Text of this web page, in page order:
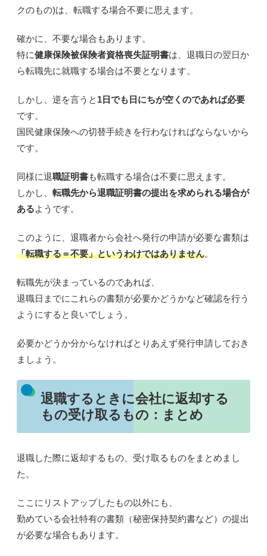
クのもの)は、転職する場合不要に思えます。
確かに、不要な場合もあります。
特に健康保険被保険者資格喪失証明書は、退職日の翌日か
ら転職先に就職する場合は不要となります。
しかし、逆を言うと 1日でも日にちが空くのであれば必要
です。
国民健康保険への切替手続きを行わなければならないから
です。
同様に退職証明書も転職する場合は不要に思えます。
しかし、転職先から退職証明書の提出を求められる場合が
あるようです。
このように、退職者から会社へ発行の申請が必要な書類は
「転職する＝不要」というわけではありません。
転職先が決まっているのであれば、
退職日までにこれらの書類が必要かどうかなど確認を行う
ようにすると良いでしょう。
必要かどうか分からなければとりあえず発行申請しておき
ましょう。
退職するときに会社に返却する
もの受け取るもの：まとめ
退職した際に返却するもの、受け取るものをまとめまし
た。
ここにリストアップしたもの以外にも、
勤めている会社特有の書類（秘密保持契約書など）の提出
が必要な場合もあります。